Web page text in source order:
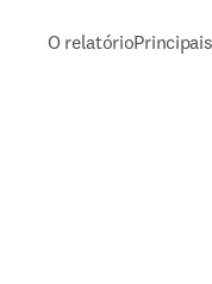
O relatório